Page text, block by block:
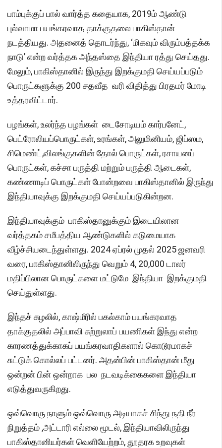
பாம்புக்குப் பால் வார்த்த கதையாக, 2019ம் ஆண்டு
புல்வாமா பயங்கரவாத தாக்குதலை பாகிஸ்தான்
நடத்தியது. அதனைத் தொடர்ந்து, ‘மிகவும் விரும்பத்தக்க
நாடு’ என்ற வர்த்தக அந்தஸ்தை இந்தியா ரத்து செய்தது.
மேலும், பாகிஸ்தானில் இருந்து இறக்குமதி செய்யப்படும்
பொருட்களுக்கு 200 சதவீத வரி விதித்து பிரதமர் மோடி
உத்தரவிட்டார்.
பழங்கள், உலர்ந்த பழங்கள் டைசோடியம் கார்பனேட்,
பெட்ரோலியப்பொருட்கள், உரங்கள், அலுமினியம், ஜிப்ஸம,
சிமெண்ட்,விலங்குகளின் தோல் பொருட்கள், ரசாயனப்
பொருட்கள், கச்சா பருத்தி மற்றும் பருத்தி ஆடைகள்,
கண்ணாடிப் பொருட்கள் போன்றவை பாகிஸ்தானில் இருந்து
இந்தியாவுக்கு இறக்குமதி செய்யப்படுகின்றன.
இந்தியாவுக்கும் பாகிஸ்தானுக்கும் இடையிலான
வர்த்தகம் சமீபத்திய ஆண்டுகளில் கடுமையாக
வீழ்ச்சியடைந்துள்ளது. 2024 ஏப்ரல் முதல் 2025 ஜனவரி
வரை, பாகிஸ்தானிலிருந்து வெறும் 4, 20,000 டாலர்
மதிப்பிலான பொருட்களை மட்டுமே இந்தியா இறக்குமதி
செய்துள்ளது.
இந்தச் சுழலில், காஷ்மீரில் பகல்காம் பயங்கரவாத
தாக்குதலில் அப்பாவி சுற்றுலாப் பயணிகள் இந்து என்ற
காரணத்துக்காகப் பயங்கரவாதிகளால் கொடூரமாகச்
சுட்டுக் கொல்லப் பட்டனர். அதன்பின் பாகிஸ்தான் மீது
ஒன்றன் பின் ஒன்றாக பல நடவடிக்கைகளை இந்தியா
எடுத்துவருகிறது.
ஒவ்வொரு நாளும் ஒவ்வொரு அடியாகச் சிந்து நதி நீர்
நிறுத்தம் ,அட்டாரி எல்லை மூடல், இந்தியாவிலிருந்து
பாகிஸ்தானியர்கள் வெளியேற்றம், தூதரக உறவுகள்